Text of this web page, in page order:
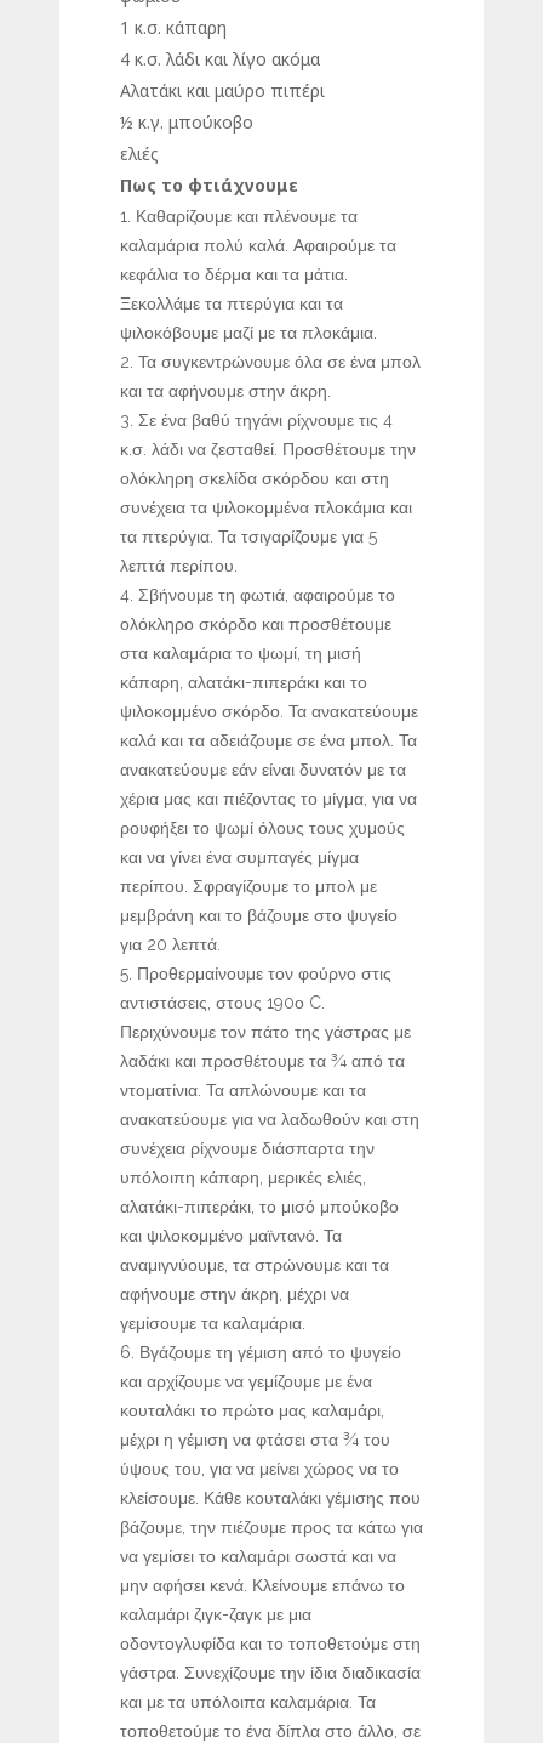
1 κ.σ. κάπαρη
4 κ.σ. λάδι και λίγο ακόμα
Αλατάκι και μαύρο πιπέρι
½ κ.γ. μπούκοβο
ελιές
Πως το φτιάχνουμε
Καθαρίζουμε και πλένουμε τα
καλαμάρια πολύ καλά. Αφαιρούμε τα
κεφάλια το δέρμα και τα μάτια.
Ξεκολλάμε τα πτερύγια και τα
ψιλοκόβουμε μαζί με τα πλοκάμια.
Τα συγκεντρώνουμε όλα σε ένα μπολ
και τα αφήνουμε στην άκρη.
Σε ένα βαθύ τηγάνι ρίχνουμε τις 4
κ.σ. λάδι να ζεσταθεί. Προσθέτουμε την
ολόκληρη σκελίδα σκόρδου και στη
συνέχεια τα ψιλοκομμένα πλοκάμια και
τα πτερύγια. Τα τσιγαρίζουμε για 5
λεπτά περίπου.
Σβήνουμε τη φωτιά, αφαιρούμε το
ολόκληρο σκόρδο και προσθέτουμε
στα καλαμάρια το ψωμί, τη μισή
κάπαρη, αλατάκι-πιπεράκι και το
ψιλοκομμένο σκόρδο. Τα ανακατεύουμε
καλά και τα αδειάζουμε σε ένα μπολ. Τα
ανακατεύουμε εάν είναι δυνατόν με τα
χέρια μας και πιέζοντας το μίγμα, για να
ρουφήξει το ψωμί όλους τους χυμούς
και να γίνει ένα συμπαγές μίγμα
περίπου. Σφραγίζουμε το μπολ με
μεμβράνη και το βάζουμε στο ψυγείο
για 20 λεπτά.
Προθερμαίνουμε τον φούρνο στις
αντιστάσεις, στους 190ο C.
Περιχύνουμε τον πάτο της γάστρας με
λαδάκι και προσθέτουμε τα ¾ από τα
ντοματίνια. Τα απλώνουμε και τα
ανακατεύουμε για να λαδωθούν και στη
συνέχεια ρίχνουμε διάσπαρτα την
υπόλοιπη κάπαρη, μερικές ελιές,
αλατάκι-πιπεράκι, το μισό μπούκοβο
και ψιλοκομμένο μαϊντανό. Τα
αναμιγνύουμε, τα στρώνουμε και τα
αφήνουμε στην άκρη, μέχρι να
γεμίσουμε τα καλαμάρια.
Βγάζουμε τη γέμιση από το ψυγείο
και αρχίζουμε να γεμίζουμε με ένα
κουταλάκι το πρώτο μας καλαμάρι,
μέχρι η γέμιση να φτάσει στα ¾ του
ύψους του, για να μείνει χώρος να το
κλείσουμε. Κάθε κουταλάκι γέμισης που
βάζουμε, την πιέζουμε προς τα κάτω για
να γεμίσει το καλαμάρι σωστά και να
μην αφήσει κενά. Κλείνουμε επάνω το
καλαμάρι ζιγκ-ζαγκ με μια
οδοντογλυφίδα και το τοποθετούμε στη
γάστρα. Συνεχίζουμε την ίδια διαδικασία
και με τα υπόλοιπα καλαμάρια. Τα
τοποθετούμε το ένα δίπλα στο άλλο, σε